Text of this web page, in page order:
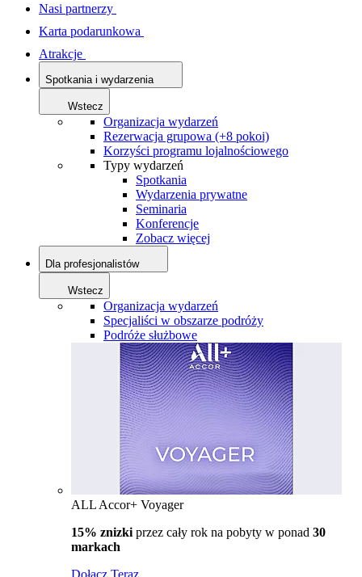
Nasi partnerzy
Karta podarunkowa
Atrakcje
Spotkania i wydarzenia
Wstecz
Organizacja wydarzeń
Rezerwacja grupowa (+8 pokoi)
Korzyści programu lojalnościowego
Typy wydarzeń
Spotkania
Wydarzenia prywatne
Seminaria
Konferencje
Zobacz więcej
Dla profesjonalistów
Wstecz
Organizacja wydarzeń
Specjaliści w obszarze podróży
Podróże służbowe
ALL Accor+ Voyager
15% znizki przez cały rok na pobyty w ponad 30
markach
Dołącz Teraz